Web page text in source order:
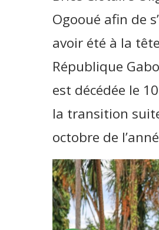
Ogooué afin de
avoir été à la
République
est décédée le
la transition
octobre de